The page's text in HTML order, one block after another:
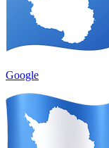
Google